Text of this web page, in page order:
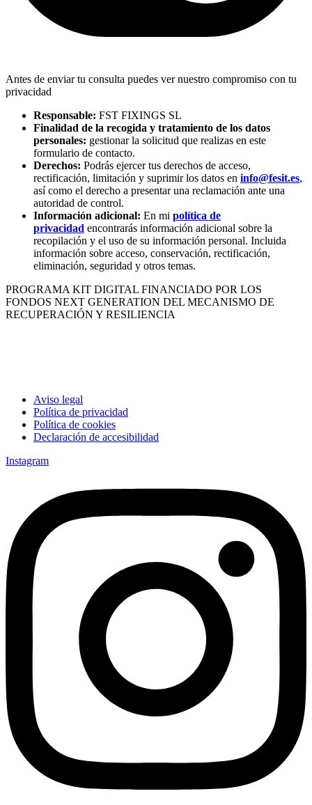
Antes de enviar tu consulta puedes ver nuestro compromiso con tu
privacidad
Responsable: FST FIXINGS SL
Finalidad de la recogida y tratamiento de los datos
personales: gestionar la solicitud que realizas en este
formulario de contacto.
Derechos: Podrás ejercer tus derechos de acceso,
rectificación, limitación y suprimir los datos en info@fesit.es,
así como el derecho a presentar una reclamación ante una
autoridad de control.
Información adicional: En mi política de
privacidad encontrarás información adicional sobre la
recopilación y el uso de su información personal. Incluida
información sobre acceso, conservación, rectificación,
eliminación, seguridad y otros temas.
PROGRAMA KIT DIGITAL FINANCIADO POR LOS
FONDOS NEXT GENERATION DEL MECANISMO DE
RECUPERACIÓN Y RESILIENCIA
Aviso legal
Política de privacidad
Política de cookies
Declaración de accesibilidad
Instagram